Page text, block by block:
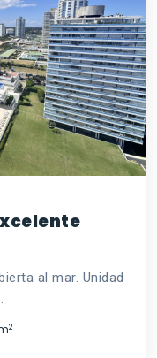
al mar. Unidad
2